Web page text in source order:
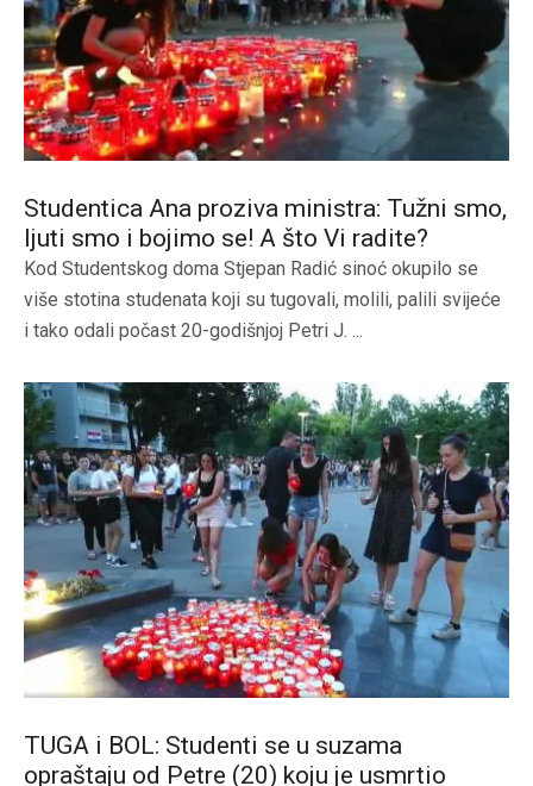
Studentica Ana proziva ministra: Tužni smo,
ljuti smo i bojimo se! A što Vi radite?
Kod Studentskog doma Stjepan Radić sinoć okupilo se
više stotina studenata koji su tugovali, molili, palili svijeće
i tako odali počast 20-godišnjoj Petri J. ...
TUGA i BOL: Studenti se u suzama
opraštaju od Petre (20) koju je usmrtio